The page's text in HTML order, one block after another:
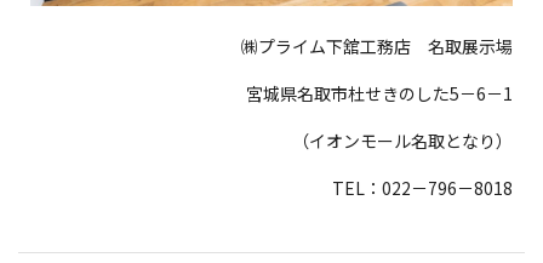
㈱プライム下舘工務店 名取展示場
宮城県名取市杜せきのした5－6－1
（イオンモール名取となり）
TEL：022－796－8018